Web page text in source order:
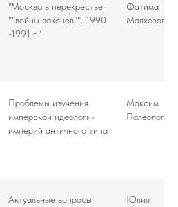
"Москва в перекрестье
""войны законов"". 1990
-1991 г."
Фатима
Малхозова
Проблемы изучения
имперской идеологии
империй античного типа
Максим
Палеолог
Актуальные вопросы
Юлия